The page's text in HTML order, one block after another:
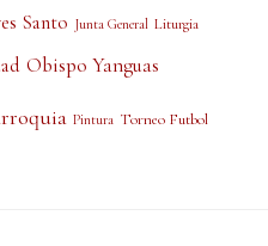
Santo Junta General Liturgia
Obispo Yanguas
Pintura Torneo Futbol